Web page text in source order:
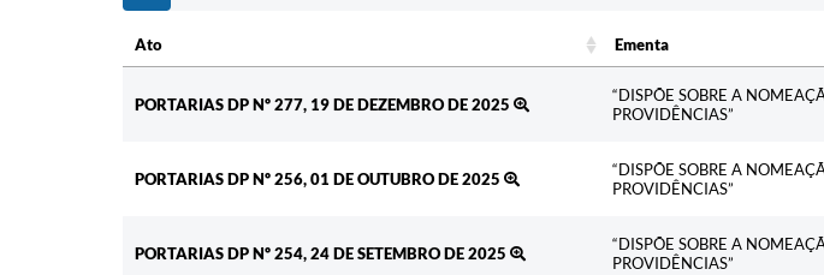
Ato Ementa
PORTARIAS DP Nº 277, 19 DE DEZEMBRO DE 2025
“DISPÕE SOBRE A
PROVIDÊNCIAS”
PORTARIAS DP Nº 256, 01 DE OUTUBRO DE 2025
“DISPÕE SOBRE A
PROVIDÊNCIAS”
PORTARIAS DP Nº 254, 24 DE SETEMBRO DE 2025
“DISPÕE SOBRE A
PROVIDÊNCIAS”